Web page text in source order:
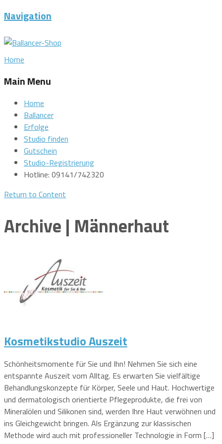
Navigation
Home
Main Menu
Home
Ballancer
Erfolge
Studio finden
Gutschein
Studio-Registrierung
Hotline: 09141/742320
Return to Content
Archive | Männerhaut
Kosmetikstudio Auszeit
Schönheitsmomente für Sie und Ihn! Nehmen Sie sich eine
entspannte Auszeit vom Alltag. Es erwarten Sie vielfältige
Behandlungskonzepte für Körper, Seele und Haut. Hochwertige
und dermatologisch orientierte Pflegeprodukte, die frei von
Mineralölen und Silikonen sind, werden Ihre Haut verwöhnen und
ins Gleichgewicht bringen. Als Ergänzung zur klassischen
Methode wird auch mit professioneller Technologie in Form […]